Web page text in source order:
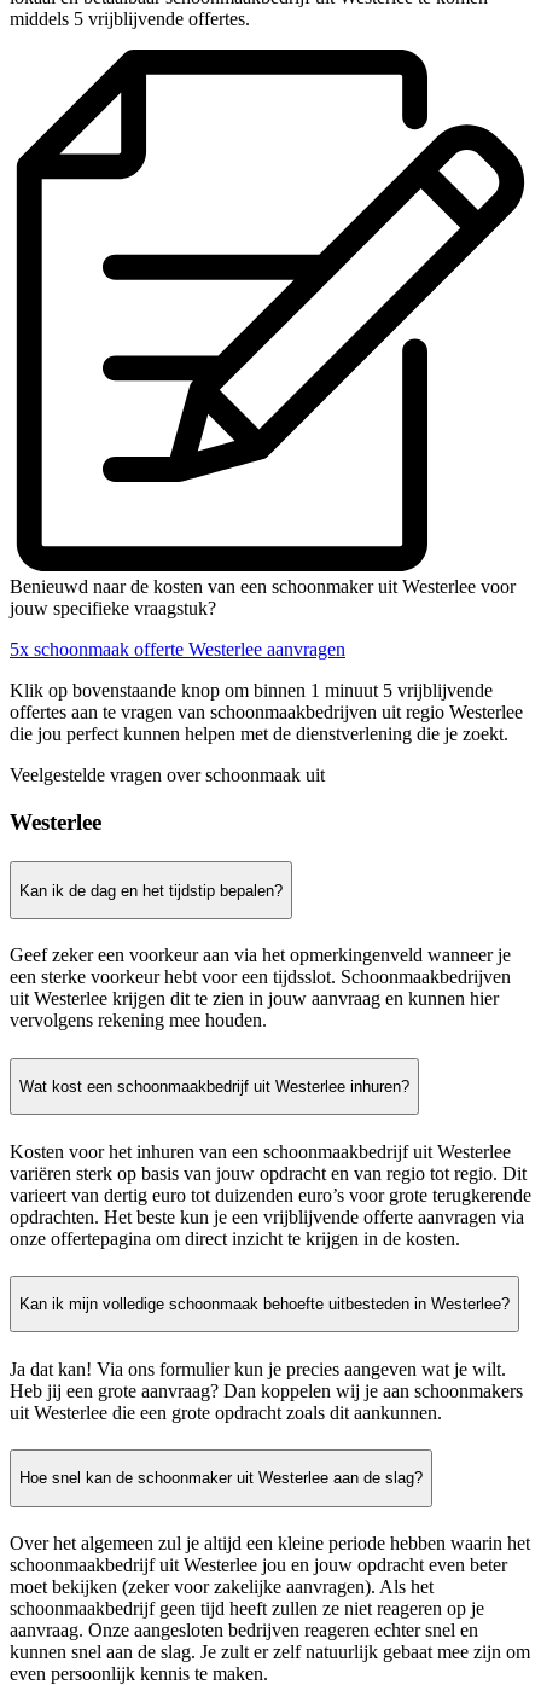
middels 5 vrijblijvende offertes.
Benieuwd naar de kosten van een schoonmaker uit Westerlee voor
jouw specifieke vraagstuk?
5x schoonmaak offerte Westerlee aanvragen
Klik op bovenstaande knop om binnen 1 minuut 5 vrijblijvende
offertes aan te vragen van schoonmaakbedrijven uit regio Westerlee
die jou perfect kunnen helpen met de dienstverlening die je zoekt.
Veelgestelde vragen over schoonmaak uit
Westerlee
Kan ik de dag en het tijdstip bepalen?
Geef zeker een voorkeur aan via het opmerkingenveld wanneer je
een sterke voorkeur hebt voor een tijdsslot. Schoonmaakbedrijven
uit Westerlee krijgen dit te zien in jouw aanvraag en kunnen hier
vervolgens rekening mee houden.
Wat kost een schoonmaakbedrijf uit Westerlee inhuren?
Kosten voor het inhuren van een schoonmaakbedrijf uit Westerlee
variëren sterk op basis van jouw opdracht en van regio tot regio. Dit
varieert van dertig euro tot duizenden euro’s voor grote terugkerende
opdrachten. Het beste kun je een vrijblijvende offerte aanvragen via
onze offertepagina om direct inzicht te krijgen in de kosten.
Kan ik mijn volledige schoonmaak behoefte uitbesteden in Westerlee?
Ja dat kan! Via ons formulier kun je precies aangeven wat je wilt.
Heb jij een grote aanvraag? Dan koppelen wij je aan schoonmakers
uit Westerlee die een grote opdracht zoals dit aankunnen.
Hoe snel kan de schoonmaker uit Westerlee aan de slag?
Over het algemeen zul je altijd een kleine periode hebben waarin het
schoonmaakbedrijf uit Westerlee jou en jouw opdracht even beter
moet bekijken (zeker voor zakelijke aanvragen). Als het
schoonmaakbedrijf geen tijd heeft zullen ze niet reageren op je
aanvraag. Onze aangesloten bedrijven reageren echter snel en
kunnen snel aan de slag. Je zult er zelf natuurlijk gebaat mee zijn om
even persoonlijk kennis te maken.